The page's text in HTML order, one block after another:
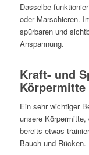
Dasselbe
oder Marschieren.
spürbaren und
Anspannung.
Kraft- und
Körpermitte
Ein sehr wichtiger
unsere
bereits etwas
Bauch und Rücken.